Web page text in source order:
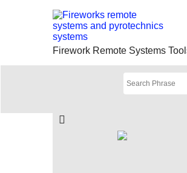
Firework Remote Systems